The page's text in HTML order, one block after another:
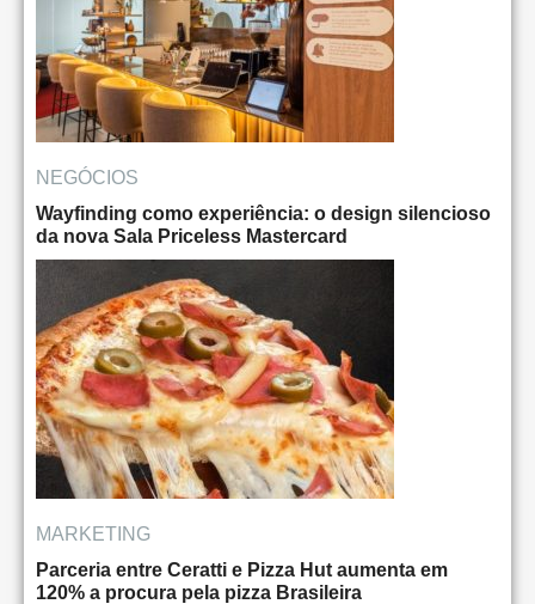
NEGÓCIOS
Wayfinding como experiência: o design silencioso
da nova Sala Priceless Mastercard
MARKETING
Parceria entre Ceratti e Pizza Hut aumenta em
120% a procura pela pizza Brasileira